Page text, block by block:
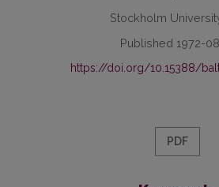
Stockholm
Published 1972-
https://doi.org/10.15388/
PDF